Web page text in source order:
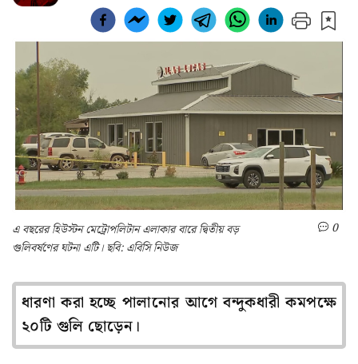
এ বছরের হিউস্টন মেট্রোপলিটান এলাকার বারে দ্বিতীয় বড়
গুলিবর্ষণের ঘটনা এটি। ছবি: এবিসি নিউজ
0
ধারণা করা হচ্ছে পালানোর আগে বন্দুকধারী কমপক্ষে
২০টি গুলি ছোড়েন।